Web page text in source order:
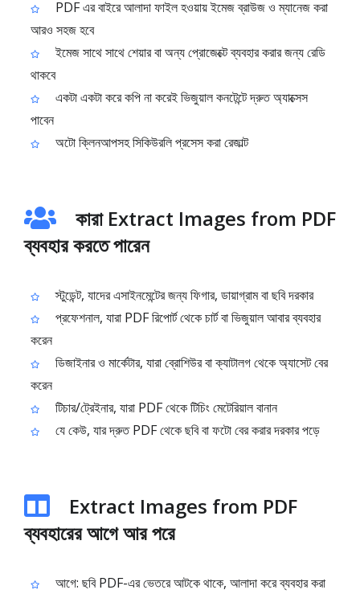
PDF এর বাইরে আলাদা ফাইল হওয়ায় ইমেজ ব্রাউজ ও ম্যানেজ করা
আরও সহজ হবে
ইমেজ সাথে সাথে শেয়ার বা অন্য প্রোজেক্টে ব্যবহার করার জন্য রেডি
থাকবে
একটা একটা করে কপি না করেই ভিজুয়াল কনটেন্টে দ্রুত অ্যাক্সেস
পাবেন
অটো ক্লিনআপসহ সিকিউরলি প্রসেস করা রেজাল্ট
কারা Extract Images from PDF
ব্যবহার করতে পারেন
স্টুডেন্ট, যাদের এসাইনমেন্টের জন্য ফিগার, ডায়াগ্রাম বা ছবি দরকার
প্রফেশনাল, যারা PDF রিপোর্ট থেকে চার্ট বা ভিজুয়াল আবার ব্যবহার
করেন
ডিজাইনার ও মার্কেটার, যারা ব্রোশিউর বা ক্যাটালগ থেকে অ্যাসেট বের
করেন
টিচার/ট্রেইনার, যারা PDF থেকে টিচিং মেটেরিয়াল বানান
যে কেউ, যার দ্রুত PDF থেকে ছবি বা ফটো বের করার দরকার পড়ে
Extract Images from PDF
ব্যবহারের আগে আর পরে
আগে: ছবি PDF-এর ভেতরে আটকে থাকে, আলাদা করে ব্যবহার করা